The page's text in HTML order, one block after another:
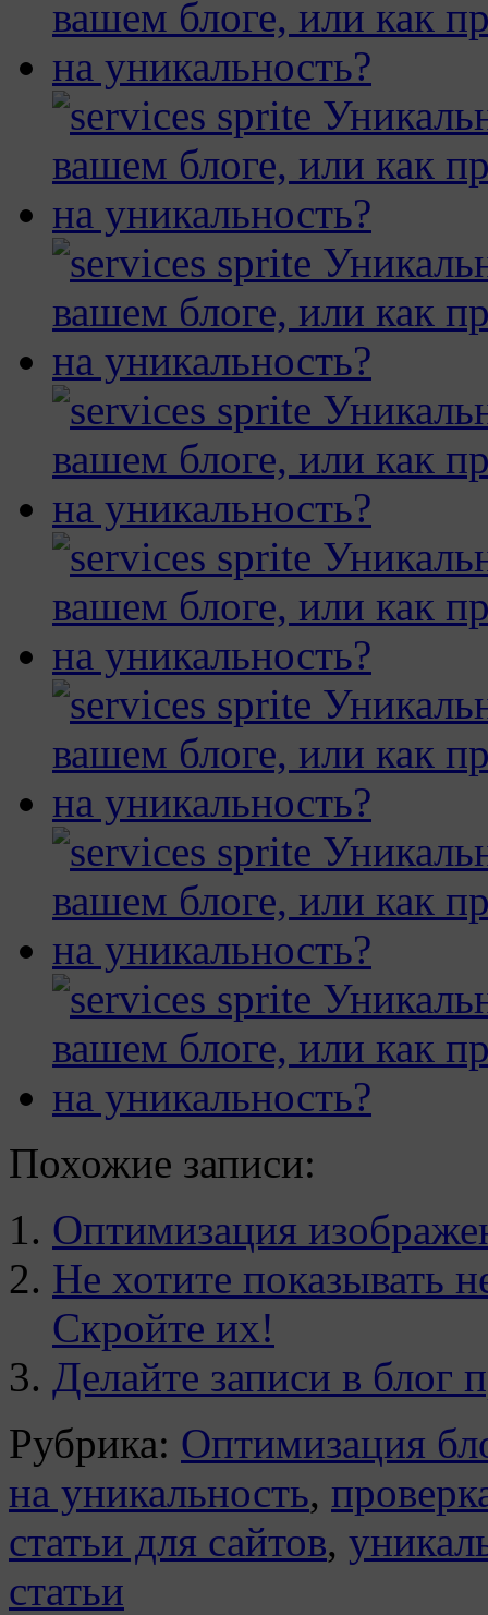
Похожие записи:
Оптимизация
Не хотите показывать
Скройте их!
Делайте записи в блог
Рубрика: Оптимизация
на уникальность,
статьи для сайтов,
статьи